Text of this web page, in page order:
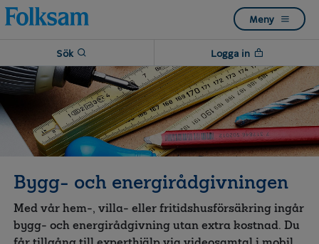
Till
navigation
Till
innehåll
Meny
Sök Logga in
Bygg- och energirådgivningen
Med vår hem-, villa- eller fritidshusförsäkring ingår
bygg- och energirådgivning utan extra kostnad. Du